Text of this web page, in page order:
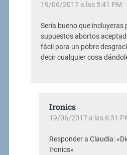
19/06/2017 a las 5:41 PM
Sería bueno que incluyeras
supuestos abortos
fácil para un pobre
decir cualquier cosa
Ironics
19/06/2017 a las 6:31
Responder a Claudia:
Ironics»